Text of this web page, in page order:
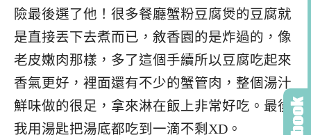
險最後選了他！很多餐廳蟹粉豆腐煲的豆腐就
是直接丟下去煮而已，敘香園的是炸過的，像
老皮嫩肉那樣，多了這個手續所以豆腐吃起來
香氣更好，裡面還有不少的蟹管肉，整個湯汁
鮮味做的很足，拿來淋在飯上非常好吃。最後
我用湯匙把湯底都吃到一滴不剩XD。